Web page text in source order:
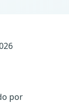
por